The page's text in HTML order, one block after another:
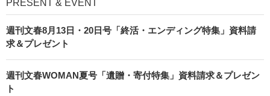
PRESENT & EVENT
週刊文春8月13日・20日号「終活・エンディング特集」資料請
求＆プレゼント
週刊文春WOMAN夏号「遺贈・寄付特集」資料請求＆プレゼン
ト